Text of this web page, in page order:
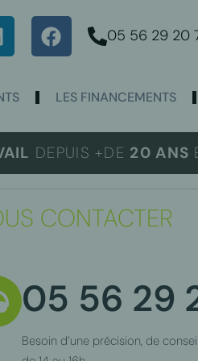
05 56 29 20
LES FINANCEMENTS
DEPUIS +DE 20 ANS
CONTACTER
05 56 29
Besoin d’une précision, de